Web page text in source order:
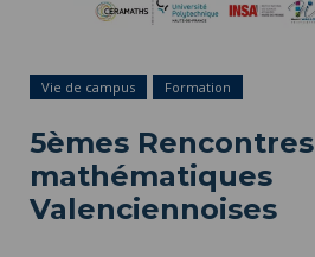
Vie de campus Formation
5èmes Rencontres
mathématiques
Valenciennoises